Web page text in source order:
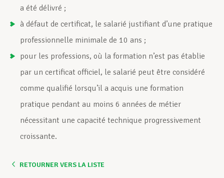
a été délivré ;
à défaut de certificat, le salarié justifiant d’une pratique
professionnelle minimale de 10 ans ;
pour les professions, où la formation n’est pas établie
par un certificat officiel, le salarié peut être considéré
comme qualifié lorsqu’il a acquis une formation
pratique pendant au moins 6 années de métier
nécessitant une capacité technique progressivement
croissante.
RETOURNER VERS LA LISTE